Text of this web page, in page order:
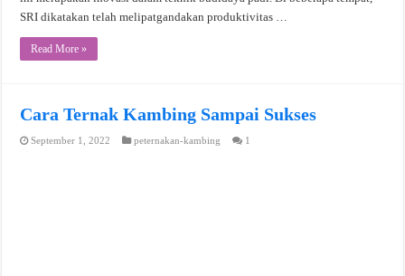
SRI dikatakan telah melipatgandakan produktivitas …
Read More »
Cara Ternak Kambing Sampai Sukses
September 1, 2022 peternakan-kambing 1